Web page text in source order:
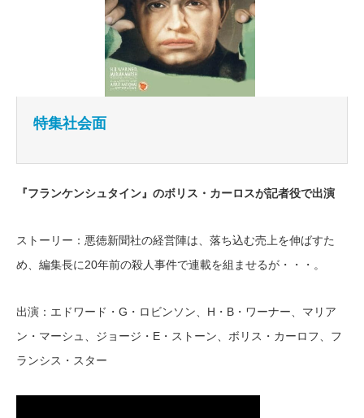
特集社会面
『フランケンシュタイン』のボリス・カーロスが記者役で出演
ストーリー：悪徳新聞社の経営陣は、落ち込む売上を伸ばすた
め、編集長に20年前の殺人事件で連載を組ませるが・・・。
出演：エドワード・G・ロビンソン、H・B・ワーナー、マリア
ン・マーシュ、ジョージ・E・ストーン、ボリス・カーロフ、フ
ランシス・スター